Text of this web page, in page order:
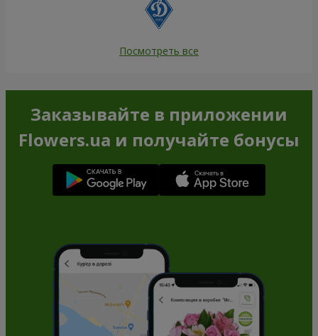
Посмотреть все
Заказывайте в приложении
Flowers.ua и получайте бонусы